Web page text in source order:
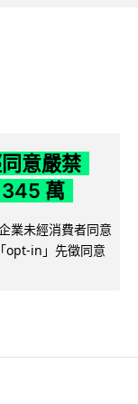
意嚴禁
萬
業未經消費者同意
opt-in」先徵同意